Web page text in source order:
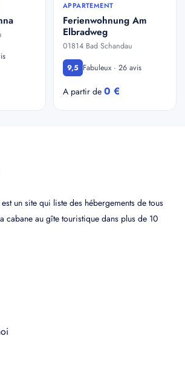
APPARTEMENT
Ferienwohnung Am
Elbradweg
01814 Bad Schandau
9,5 Fabuleux · 26 avis
A partir de 0 €
un site qui liste des hébergements de tous
cabane au gîte touristique dans plus de 10